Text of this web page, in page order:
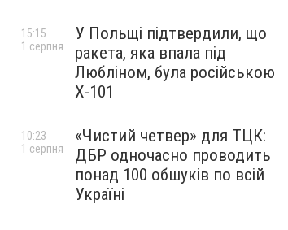
У Польщі підтвердили, що
ракета, яка впала під
Любліном, була російською
Х-101
15:15
1 серпня
«Чистий четвер» для ТЦК:
ДБР одночасно проводить
понад 100 обшуків по всій
Україні
10:23
1 серпня